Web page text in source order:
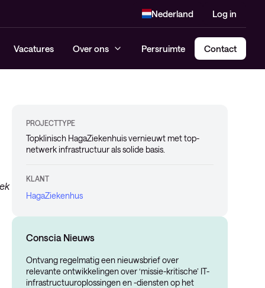
Nederland Log in
Vacatures Over ons Persruimte Contact
PROJECTTYPE
Topklinisch HagaZiekenhuis vernieuwt met top-
netwerk infrastructuur als solide basis.
KLANT
HagaZiekenhus
Conscia Nieuws
Ontvang regelmatig een nieuwsbrief over
relevante ontwikkelingen over ‘missie-kritische’ IT-
infrastructuuroplossingen en -diensten op het